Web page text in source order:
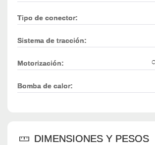
Tipo de conector:
Sistema de tracción:
Motorización:
Bomba de calor:
DIMENSIONES Y PESOS